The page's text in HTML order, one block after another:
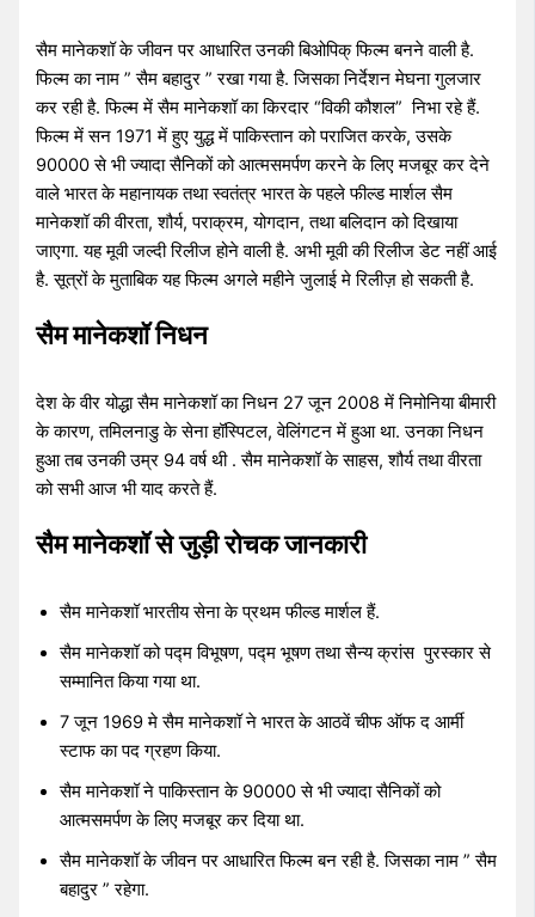
सैम मानेकशॉ के जीवन पर आधारित उनकी बिओपिक् फिल्म बनने वाली है.
फिल्म का नाम ” सैम बहादुर ” रखा गया है. जिसका निर्देशन मेघना गुलजार
कर रही है. फिल्म में सैम मानेकशॉ का किरदार “विकी कौशल” निभा रहे हैं.
फिल्म में सन 1971 में हुए युद्ध में पाकिस्तान को पराजित करके, उसके
90000 से भी ज्यादा सैनिकों को आत्मसमर्पण करने के लिए मजबूर कर देने
वाले भारत के महानायक तथा स्वतंत्र भारत के पहले फील्ड मार्शल सैम
मानेकशॉ की वीरता, शौर्य, पराक्रम, योगदान, तथा बलिदान को दिखाया
जाएगा. यह मूवी जल्दी रिलीज होने वाली है. अभी मूवी की रिलीज डेट नहीं आई
है. सूत्रों के मुताबिक यह फिल्म अगले महीने जुलाई मे रिलीज़ हो सकती है.
सैम मानेकशॉ निधन
देश के वीर योद्धा सैम मानेकशॉ का निधन 27 जून 2008 में निमोनिया बीमारी
के कारण, तमिलनाडु के सेना हॉस्पिटल, वेलिंगटन में हुआ था. उनका निधन
हुआ तब उनकी उम्र 94 वर्ष थी . सैम मानेकशॉ के साहस, शौर्य तथा वीरता
को सभी आज भी याद करते हैं.
सैम मानेकशॉ से जुड़ी रोचक जानकारी
सैम मानेकशॉ भारतीय सेना के प्रथम फील्ड मार्शल हैं.
सैम मानेकशॉ को पद्म विभूषण, पद्म भूषण तथा सैन्य क्रांस पुरस्कार से
सम्मानित किया गया था.
7 जून 1969 मे सैम मानेकशॉ ने भारत के आठवें चीफ ऑफ द आर्मी
स्टाफ का पद ग्रहण किया.
सैम मानेकशॉ ने पाकिस्तान के 90000 से भी ज्यादा सैनिकों को
आत्मसमर्पण के लिए मजबूर कर दिया था.
सैम मानेकशॉ के जीवन पर आधारित फिल्म बन रही है. जिसका नाम ” सैम
बहादुर ” रहेगा.